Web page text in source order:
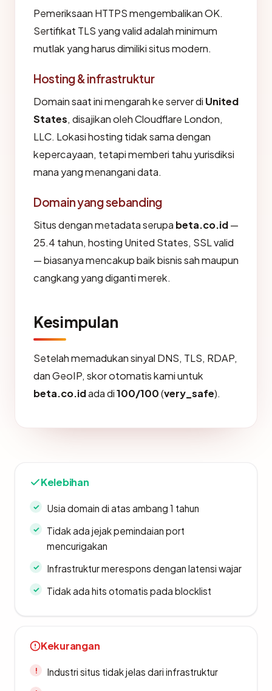
Pemeriksaan HTTPS mengembalikan OK.
Sertifikat TLS yang valid adalah minimum
mutlak yang harus dimiliki situs modern.
Hosting & infrastruktur
Domain saat ini mengarah ke server di United
States, disajikan oleh Cloudflare London,
LLC. Lokasi hosting tidak sama dengan
kepercayaan, tetapi memberi tahu yurisdiksi
mana yang menangani data.
Domain yang sebanding
Situs dengan metadata serupa beta.co.id—
25.4 tahun, hosting United States, SSL valid
— biasanya mencakup baik bisnis sah maupun
cangkang yang diganti merek.
Kesimpulan
Setelah memadukan sinyal DNS, TLS, RDAP,
dan GeoIP, skor otomatis kami untuk
beta.co.idada di100/100(very_safe).
Kelebihan
Usia domain di atas ambang 1 tahun
Tidak ada jejak pemindaian port
mencurigakan
Infrastruktur merespons dengan latensi wajar
Tidak ada hits otomatis pada blocklist
Kekurangan
Industri situs tidak jelas dari infrastruktur